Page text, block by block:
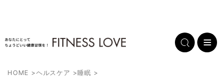
HOME >ヘルスケア >睡眠 >